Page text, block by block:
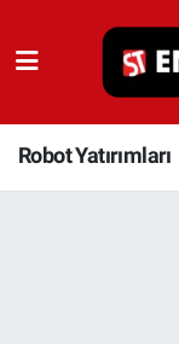
Robot Yatırımları
Robot
Bakım 4.0